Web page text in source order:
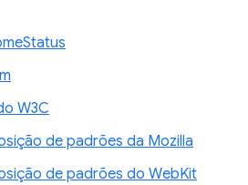
W3C
de padrões da Mozilla
de padrões do WebKit